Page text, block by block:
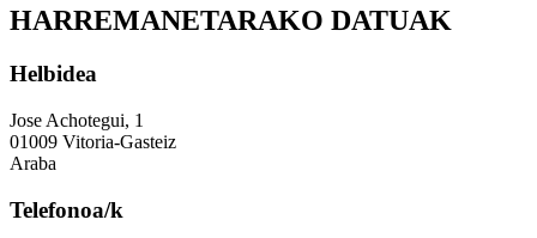
HARREMANETARAKO DATUAK
Helbidea
Jose Achotegui, 1
01009 Vitoria-Gasteiz
Araba
Telefonoa/k